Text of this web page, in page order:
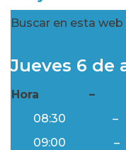
Buscar en esta web
Jueves 6 de
Hora –
08:30
–
09:00
–